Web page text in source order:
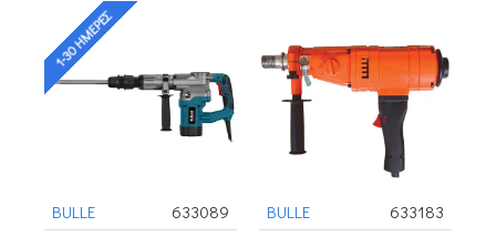
1-30 ΗΜΈΡΕΣ
BULLE 633089 BULLE 633183